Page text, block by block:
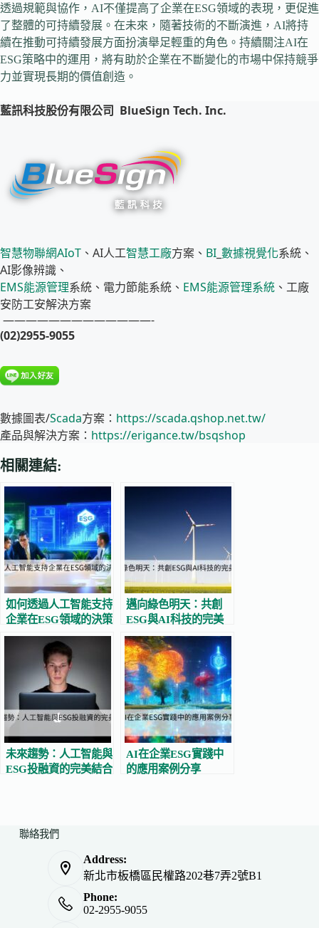
透過規範與協作，AI不僅提高了企業在ESG領域的表現，更促進
了整體的可持續發展。在未來，隨著技術的不斷演進，AI將持
續在推動可持續發展方面扮演舉足輕重的角色。持續關注AI在
ESG策略中的運用，將有助於企業在不斷變化的市場中保持競爭
力並實現長期的價值創造。
藍訊科技股份有限公司 BlueSign Tech. Inc.
智慧物聯網AIoT 、AI人工智慧工廠方案、 BI 數據視覺化系統、
AI影像辨識、
EMS能源管理系統、電力節能系統、 EMS能源管理系統 、工廠
安防工安解決方案
—————————————-
(02)2955-9055
數據圖表/Scada方案： https://scada.qshop.net.tw/
產品與解決方案： https://erigance.tw/bsqshop
相關連結:
如何透過人工智能支持
企業在ESG領域的決策
過程？
邁向綠色明天：共創
ESG與AI科技的完美
結合
未來趨勢：人工智能與
ESG投融資的完美結合
AI在企業ESG實踐中
的應用案例分享
聯絡我們
Address:
新北市板橋區民權路202巷7弄2號B1
Phone:
02-2955-9055